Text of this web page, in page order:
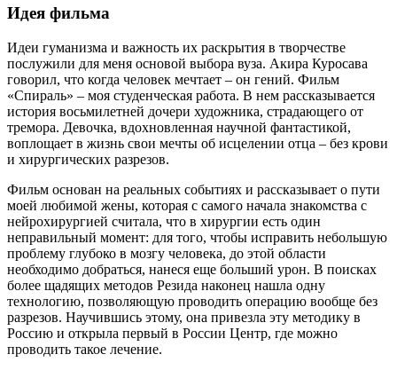
Идея фильма
Идеи гуманизма и важность их раскрытия в творчестве
послужили для меня основой выбора вуза. Акира Куросава
говорил, что когда человек мечтает – он гений. Фильм
«Спираль» – моя студенческая работа. В нем рассказывается
история восьмилетней дочери художника, страдающего от
тремора. Девочка, вдохновленная научной фантастикой,
воплощает в жизнь свои мечты об исцелении отца – без крови
и хирургических разрезов.
Фильм основан на реальных событиях и рассказывает о пути
моей любимой жены, которая с самого начала знакомства с
нейрохирургией считала, что в хирургии есть один
неправильный момент: для того, чтобы исправить небольшую
проблему глубоко в мозгу человека, до этой области
необходимо добраться, нанеся еще больший урон. В поисках
более щадящих методов Резида наконец нашла одну
технологию, позволяющую проводить операцию вообще без
разрезов. Научившись этому, она привезла эту методику в
Россию и открыла первый в России Центр, где можно
проводить такое лечение.